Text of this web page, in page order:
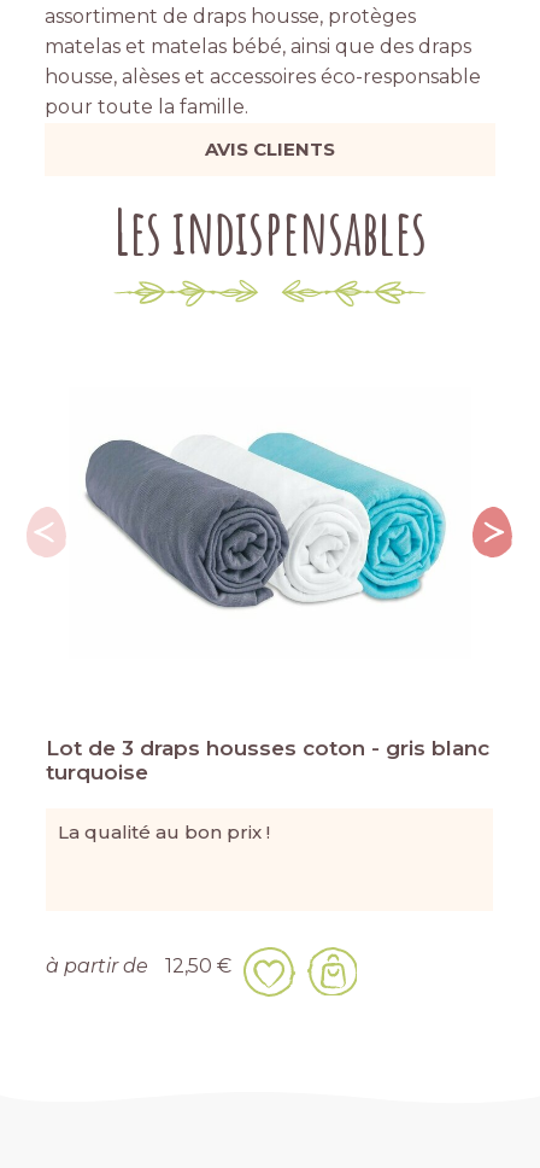
assortiment de draps housse, protèges
matelas et matelas bébé, ainsi que des draps
housse, alèses et accessoires éco-responsable
pour toute la famille.
AVIS CLIENTS
Les indispensables
Lot de 3 draps housses coton - gris blanc
turquoise
La qualité au bon prix !
à partir de 12,50 €